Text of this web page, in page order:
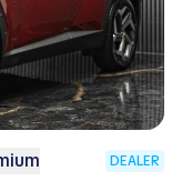
DEALER